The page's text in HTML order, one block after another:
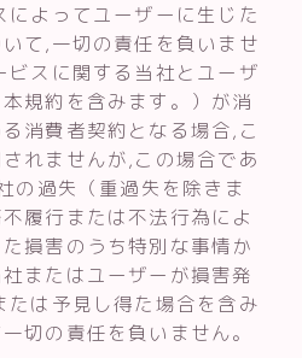
によってユーザーに生じた
て,一切の責任を負いませ
ビスに関する当社とユーザ
規約を含みます。）が消
消費者契約となる場合,こ
れませんが,この場合であ
の過失（重過失を除きま
履行または不法行為によ
損害のうち特別な事情か
またはユーザーが損害発
たは予見し得た場合を含み
切の責任を負いません。